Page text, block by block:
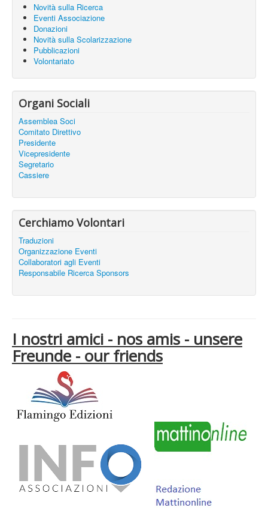
Novità sulla Ricerca
Eventi Associazione
Donazioni
Novità sulla Scolarizzazione
Pubblicazioni
Volontariato
Organi Sociali
Assemblea Soci
Comitato Direttivo
Presidente
Vicepresidente
Segretario
Cassiere
Cerchiamo Volontari
Traduzioni
Organizzazione Eventi
Collaboratori agli Eventi
Responsabile Ricerca Sponsors
I nostri amici - nos amis - unsere
Freunde - our friends